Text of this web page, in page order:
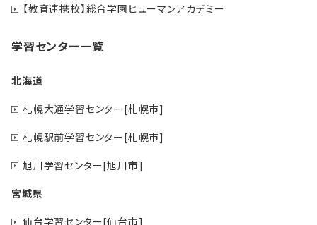
【教育連携校】総合学園ヒューマンアカデミー
学習センター一覧
北海道
札幌大通学習センター[札幌市]
札幌駅前学習センター[札幌市]
旭川学習センター[旭川市]
宮城県
仙台学習センター[仙台市]